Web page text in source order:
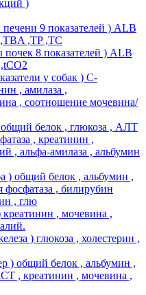
)
9 показателей ) ALB
,TP ,TC
8 показателей ) ALB
у собак ) С-
, амилаза ,
, соотношение мочевина/
белок , глюкоза , АЛТ
, креатинин ,
, альфа-амилаза , альбумин
) общий белок , альбумин ,
, билирубин
, глю
, мочевина ,
) глюкоза , холестерин ,
) общий белок , альбумин ,
, креатинин , мочевина ,